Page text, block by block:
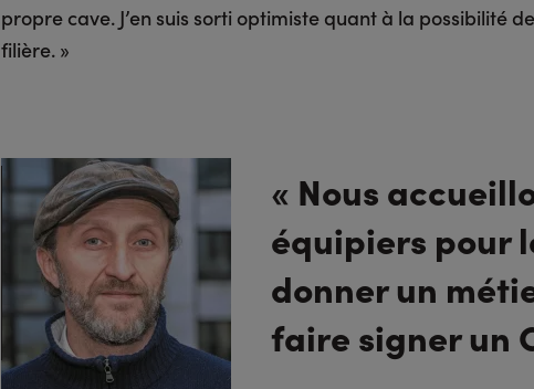
propre cave. J’en suis sorti optimiste quant à la possibilité
filière. »
« Nous
équipiers pour
donner un
faire signer un